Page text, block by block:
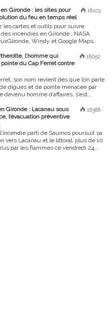
18103
Gironde : les sites pour
du feu en temps réel
les cartes et outils pour suivre
des incendies en Gironde : NASA
Windy et Google Maps.
18052
l’homme qui
du Cap Ferret contre
son nom revient dès que l’on parle
de digues et de pointe menacée par
devenu homme d’affaires, s’est...
16388
Gironde : Lacanau sous
l’évacuation préventive
parti de Saumos poursuit sa
vers Lacanau et le littoral, plus de 10
par les flammes ce vendredi 24...